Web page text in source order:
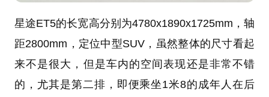
星途ET5的长宽高分别为4780x1890x1725mm，轴
距2800mm，定位中型SUV，虽然整体的尺寸看起
来不是很大，但是车内的空间表现还是非常不错
的，尤其是第二排，即便乘坐1米8的成年人在后